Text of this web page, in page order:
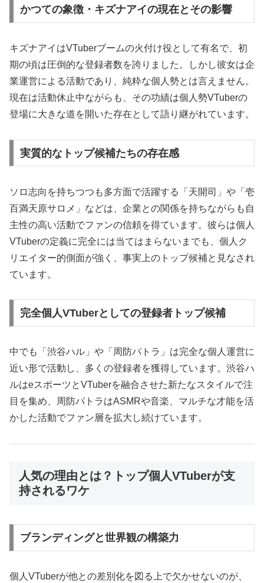
かつての象徴・キズナアイの現在とその影響
キズナアイはVTuberブームの火付け役として有名で、初
期の頃は圧倒的な登録者数を誇りました。しかし彼女は企
業運営による活動であり、純粋な個人勢とは言えません。
現在は活動休止中ながらも、その功績は個人勢VTuberの
登場に大きな道を開いた存在として語り継がれています。
実質的なトップ候補たちの存在感
ソロ志向を持ちつつも多方面で活躍する「天開司」や「壱
百満天原サロメ」などは、企業との関係を持ちながらも自
主性の高い活動でファンの信頼を得ています。彼らは個人
VTuberの定義に完全には当てはまらないまでも、個人ク
リエイター的側面が強く、事実上のトップ候補と見なされ
ています。
完全個人VTuberとしての登録者トップ候補
中でも「渋谷ハル」や「周防パトラ」は完全な個人運営に
近い形で活動し、多くの登録者を獲得しています。渋谷ハ
ルはeスポーツとVTuberを融合させた新たなスタイルで注
目を集め、周防パトラはASMRや音楽、マルチな才能を活
かした活動でファン層を拡大し続けています。
人気の理由とは？トップ個人VTuberが支
持されるワケ
ブランディングと世界観の構築力
個人VTuberが他との差別化を図る上で欠かせないのが、